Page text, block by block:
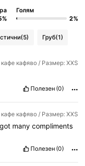
Голям
2%
(5) Груб(1)
кафе кафяво / Размер: XXS
Полезен (0)
кафе кафяво / Размер: XXS
got manycompliments
Полезен (0)